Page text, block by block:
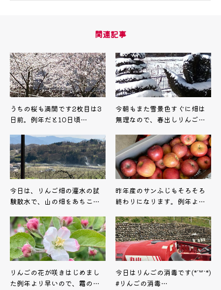
関連記事
うちの桜も満開です2枚目は3
日前。例年だと10日頃…
今朝もまた雪景色すぐに畑は
無理なので、春出しりんご…
今日は、りんご畑の灌水の試
験散水で、山の畑をあちこ…
昨年産のサンふじもそろそろ
終わりになります。例年よ…
りんごの花が咲きはじめまし
た例年より早いので、霜の…
今日はりんごの消毒です(*´꒳`*)
#りんごの消毒…